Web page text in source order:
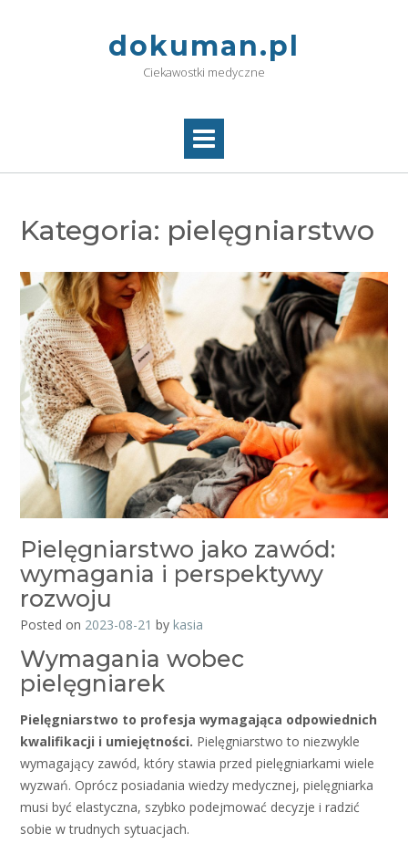
dokuman.pl
Ciekawostki medyczne
Kategoria: pielęgniarstwo
Pielęgniarstwo jako zawód:
wymagania i perspektywy
rozwoju
Posted on 2023-08-21 by kasia
Wymagania wobec
pielęgniarek
Pielęgniarstwo to profesja wymagająca odpowiednich
kwalifikacji i umiejętności. Pielęgniarstwo to niezwykle
wymagający zawód, który stawia przed pielęgniarkami wiele
wyzwań. Oprócz posiadania wiedzy medycznej, pielęgniarka
musi być elastyczna, szybko podejmować decyzje i radzić
sobie w trudnych sytuacjach.